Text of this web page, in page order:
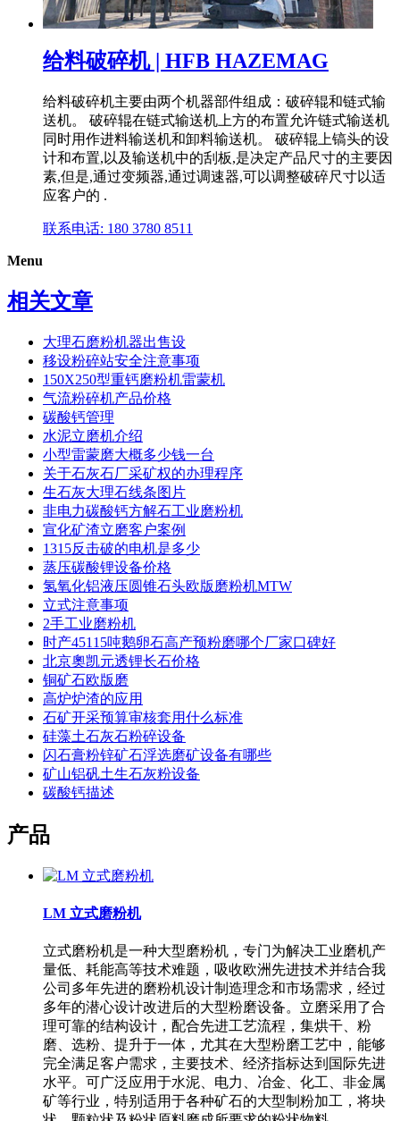
给料破碎机 | HFB HAZEMAG
给料破碎机主要由两个机器部件组成：破碎辊和链式输
送机。 破碎辊在链式输送机上方的布置允许链式输送机
同时用作进料输送机和卸料输送机。 破碎辊上镐头的设
计和布置,以及输送机中的刮板,是决定产品尺寸的主要因
素,但是,通过变频器,通过调速器,可以调整破碎尺寸以适
应客户的 .
联系电话: 180 3780 8511
Menu
相关文章
大理石磨粉机器出售设
移设粉碎站安全注意事项
150X250型重钙磨粉机雷蒙机
气流粉碎机产品价格
碳酸钙管理
水泥立磨机介绍
小型雷蒙磨大概多少钱一台
关于石灰石厂采矿权的办理程序
生石灰大理石线条图片
非电力碳酸钙方解石工业磨粉机
宣化矿渣立磨客户案例
1315反击破的电机是多少
蒸压碳酸锂设备价格
氢氧化铝液压圆锥石头欧版磨粉机MTW
立式注意事项
2手工业磨粉机
时产45115吨鹅卵石高产预粉磨哪个厂家口碑好
北京奧凯元透锂长石价格
铜矿石欧版磨
高炉炉渣的应用
石矿开采预算审核套用什么标准
硅藻土石灰石粉碎设备
闪石膏粉锌矿石浮选磨矿设备有哪些
矿山铝矾土生石灰粉设备
碳酸钙描述
产品
LM 立式磨粉机
立式磨粉机是一种大型磨粉机，专门为解决工业磨机产
量低、耗能高等技术难题，吸收欧洲先进技术并结合我
公司多年先进的磨粉机设计制造理念和市场需求，经过
多年的潜心设计改进后的大型粉磨设备。立磨采用了合
理可靠的结构设计，配合先进工艺流程，集烘干、粉
磨、选粉、提升于一体，尤其在大型粉磨工艺中，能够
完全满足客户需求，主要技术、经济指标达到国际先进
水平。可广泛应用于水泥、电力、冶金、化工、非金属
矿等行业，特别适用于各种矿石的大型制粉加工，将块